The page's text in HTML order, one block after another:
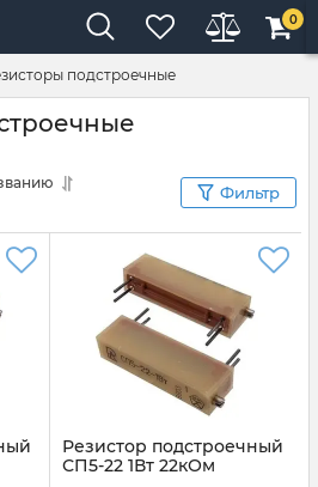
0
подстроечные
Фильтр
Резистор подстроечный
СП5-22 1Вт 22кОм